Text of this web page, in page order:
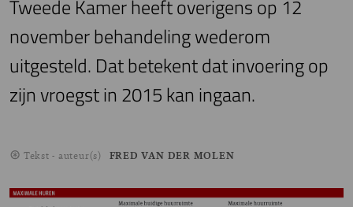
Tweede Kamer heeft overigens op 12
november behandeling wederom
uitgesteld. Dat betekent dat invoering op
zijn vroegst in 2015 kan ingaan.
Tekst - auteur(s) FRED VAN DER MOLEN